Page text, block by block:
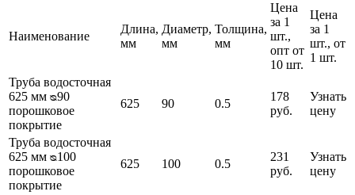
Наименование
Длина,
мм
Диаметр,
мм
Толщина,
мм
Цена
за 1
шт.,
опт от
10 шт.
Цена
за 1
шт., от
1 шт.
Труба водосточная
625 мм ᴓ90
порошковое
покрытие
625 90 0.5
178
руб.
Узнать
цену
Труба водосточная
625 мм ᴓ100
порошковое
покрытие
625 100 0.5
231
руб.
Узнать
цену